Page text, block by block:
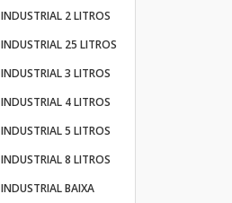
2 LITROS
25 LITROS
3 LITROS
4 LITROS
5 LITROS
8 LITROS
BAIXA